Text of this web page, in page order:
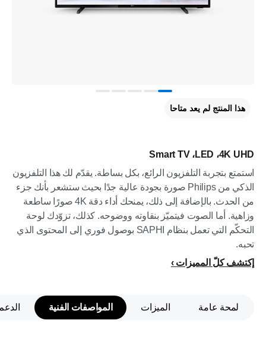
4K UHD‏، LED‏، Smart TV
استمتع بتجربة التلفزيون الرائع، بكل بساطة. يقدّم لك هذا التلفزيون
الذكي من Philips صورة بجودة عالية جدًا بحيث ستشعر بأنك جزء
من الحدث. بالإضافة إلى ذلك، يمنحك أداء دقة 4K صورًا ساطعة
وزاهية. أما الصوت فيتميّز بنقاوته ووضوحه. كذلك، تزوّدك لوحة
التحكّم التي تعمل بنظام SAPHI بوصول فوري إلى المحتوى الذي
تحبه.
إكتشف كلّ المميزات
هذا المنتج لم يعد متاحا
لمحة عامة الميزات المواصفات الفنية